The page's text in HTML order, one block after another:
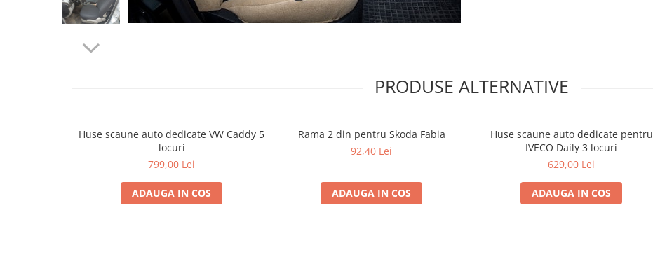
Cupla radio OEM
Rame radio 1DIN
CD Playere Auto
Difuzoare, boxe auto coaxiale
Difuzoare-Sisteme / Componente
PRODUSE ALTERNATIVE
Huse scaune auto dedicate VW Caddy 5
locuri
799,00 Lei
ADAUGA IN COS
Rama 2 din pentru Skoda Fabia
92,40 Lei
ADAUGA IN COS
Huse scaune auto dedicate pentru
IVECO Daily 3 locuri
629,00 Lei
ADAUGA IN COS